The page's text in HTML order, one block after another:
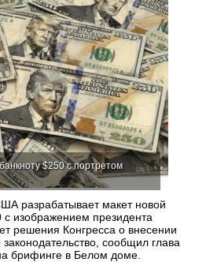
$250 с портретом
разрабатывает макет новой
изображением президента
решения Конгресса о внесении
сообщил глава
брифинге в Белом доме.